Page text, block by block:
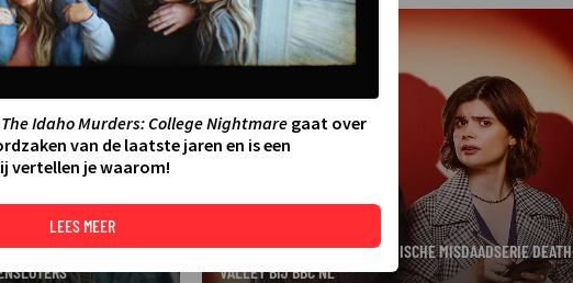
MAAK JE KLAAR VOOR DE KOMISCHE MISDAADSERIE DEATH
VALLEY BIJ BBC NL
The Idaho Murders: College Nightmaregaat over
van de laatste jaren en is een
vertellen je waarom!
LEES MEER